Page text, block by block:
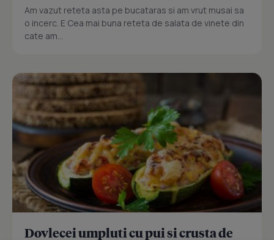
Am vazut reteta asta pe bucataras si am vrut musai sa
o incerc. E Cea mai buna reteta de salata de vinete din
cate am...
Dovlecei umpluti cu pui si crusta de